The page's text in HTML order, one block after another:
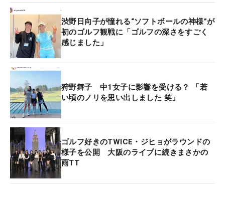
渋野日向子が憧れる“ソフトボールの神様”が
初のゴルフ観戦に「ゴルフの深さをすごく
感じました」
狩野舞子 中1女子に影響を受ける？ 「若
い頃のノリを思い出しました 笑」
ゴルフ好きのTWICE・ジヒョがラウンドの
様子を公開 大阪のライブに続きまさかの
雨TT